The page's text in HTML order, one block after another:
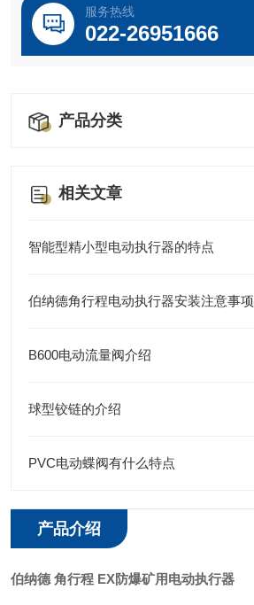
服务热线
022-26951666
产品分类
相关文章
智能型精小型电动执行器的特点
伯纳德角行程电动执行器安装注意事项
B600电动流量阀介绍
球型铰链的介绍
PVC电动蝶阀有什么特点
产品介绍
伯纳德 角行程 EX防爆矿用电动执行器